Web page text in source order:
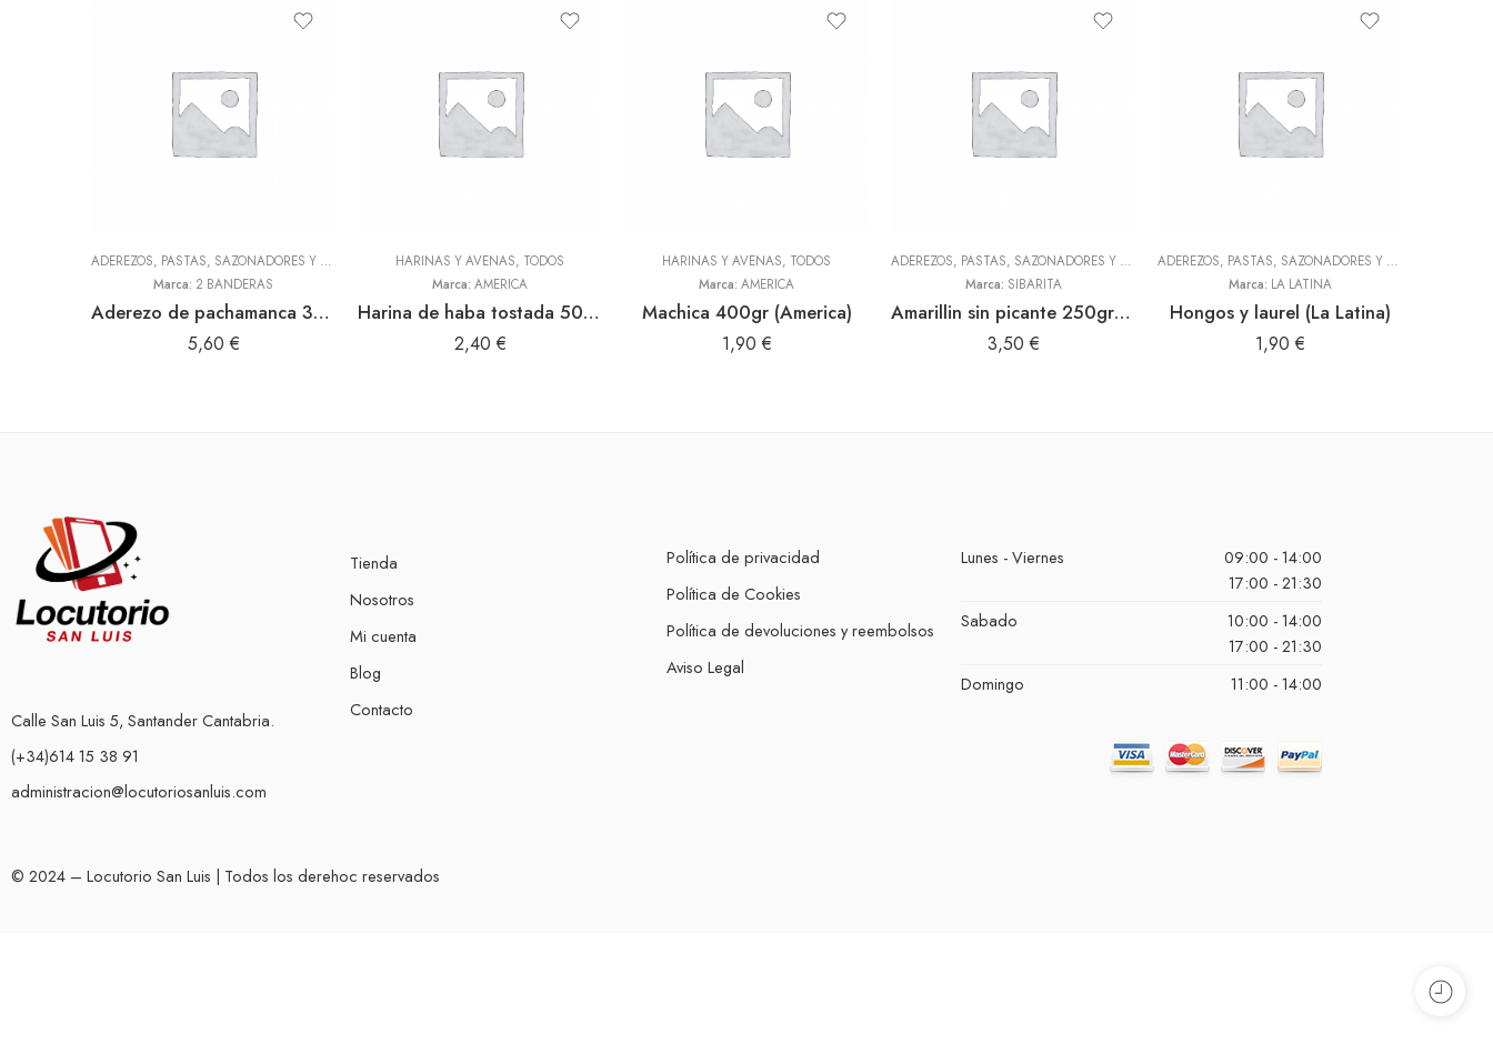
ADEREZOS, PASTAS, SAZONADORES Y CONDIMENTOS ,TODOS
Marca: 2 BANDERAS
Aderezo de pachamanca 300gr (2 Banderas)
5,60 €
HARINAS Y AVENAS, TODOS
Marca: AMERICA
Harina de haba tostada 500gr (America)
2,40 €
HARINAS Y AVENAS, TODOS
Marca: AMERICA
Machica 400gr (America)
1,90 €
ADEREZOS, PASTAS, SAZONADORES Y CONDIMENTOS ,TODOS
Marca: SIBARITA
Amarillin sin picante 250gr (Sibarita)
3,50 €
ADEREZOS, PASTAS, SAZONADORES Y CONDIMENTOS
Marca: LA LATINA
Hongos y laurel (La Latina)
1,90 €
Calle San Luis 5, Santander Cantabria.
(+34)614 15 38 91
administracion@locutoriosanluis.com
Tienda
Nosotros
Mi cuenta
Blog
Contacto
Política de privacidad
Política de Cookies
Política de devoluciones y reembolsos
Aviso Legal
Lunes - Viernes
09:00 - 14:00
17:00 - 21:30
Sabado
10:00 - 14:00
17:00 - 21:30
Domingo
11:00 - 14:00
© 2024 – Locutorio San Luis | Todos los derehoc reservados